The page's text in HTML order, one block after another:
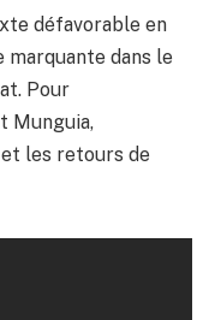
défavorable en
dans le
Pour
Munguia,
et les retours de